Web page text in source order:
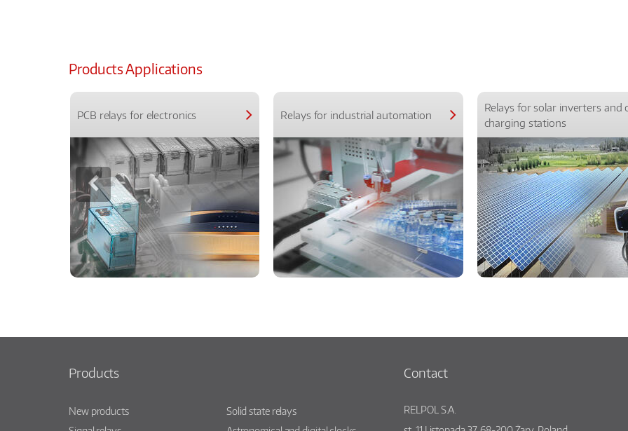
Products Applications
PCB relays for electronics Relays for industrial automation
Relays for solar inverters and
charging stations
Products
New products
Solid state relays
Contact
RELPOL S.A.